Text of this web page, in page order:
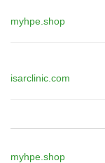
myhpe.shop
isarclinic.com
myhpe.shop